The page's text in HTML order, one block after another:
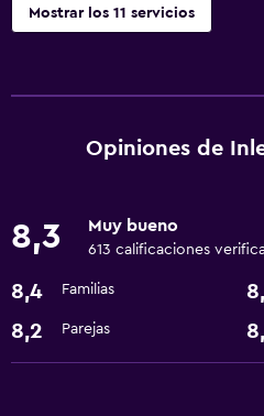
Mostrar los 11 servicios
Servicio de habitaciones
Comedor
Minibar
Estacionamiento y transporte
Opiniones de
8,3 Muy bueno
613 calificaciones
8,4 Familias
8,2 Parejas